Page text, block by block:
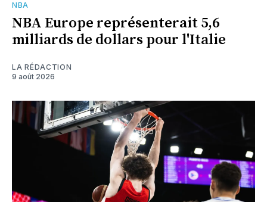
NBA
NBA Europe représenterait 5,6
milliards de dollars pour l'Italie
LA RÉDACTION
9 août 2026